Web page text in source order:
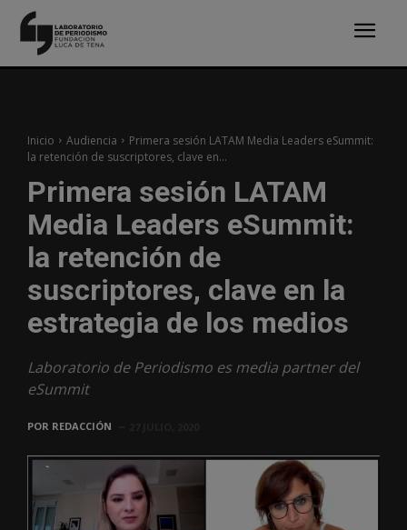
Inicio Audiencia
Primera sesión LATAM Media Leaders eSummit:
la retención de suscriptores, clave en...
Primera sesión LATAM
Media Leaders eSummit:
la retención de
suscriptores, clave en la
estrategia de los medios
Laboratorio de Periodismo es media partner del
eSummit
POR REDACCIÓN